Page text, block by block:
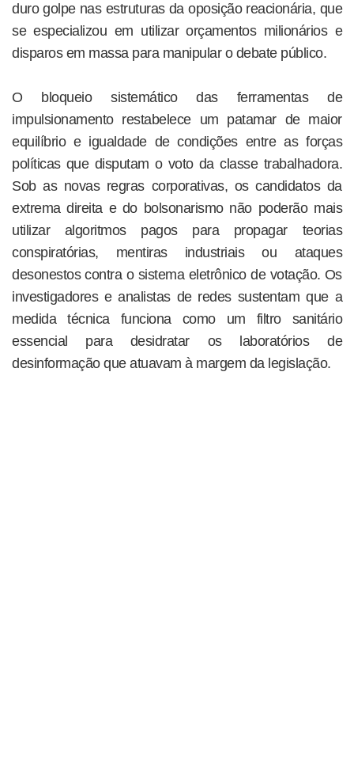
duro golpe nas estruturas da oposição reacionária, que
se especializou em utilizar orçamentos milionários e
disparos em massa para manipular o debate público.
O bloqueio sistemático das ferramentas de
impulsionamento restabelece um patamar de maior
equilíbrio e igualdade de condições entre as forças
políticas que disputam o voto da classe trabalhadora.
Sob as novas regras corporativas, os candidatos da
extrema direita e do bolsonarismo não poderão mais
utilizar algoritmos pagos para propagar teorias
conspiratórias, mentiras industriais ou ataques
desonestos contra o sistema eletrônico de votação. Os
investigadores e analistas de redes sustentam que a
medida técnica funciona como um filtro sanitário
essencial para desidratar os laboratórios de
desinformação que atuavam à margem da legislação.